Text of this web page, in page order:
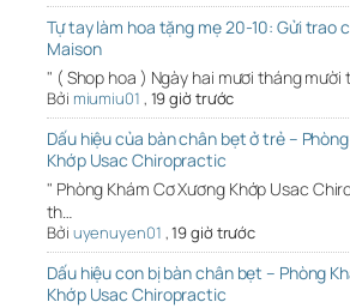
Tự tay làm hoa tặng mẹ 20-10: Gửi trao
Maison
" ( Shop hoa ) Ngày hai mươi tháng mười
Bởi miumiu01 , 19 giờ trước
Dấu hiệu của bàn chân bẹt ở trẻ –
Khớp Usac Chiropractic
" Phòng Khám Cơ Xương Khớp Usac
th…
Bởi uyenuyen01 ,19 giờ trước
Dấu hiệu con bị bàn chân bẹt – Phòng
Khớp Usac Chiropractic